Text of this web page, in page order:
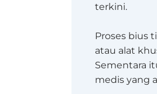
terkini.
Proses bius
atau alat
Sementara
medis yang